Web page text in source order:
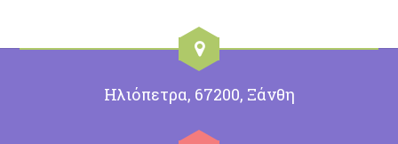
Ηλιόπετρα, 67200, Ξάνθη